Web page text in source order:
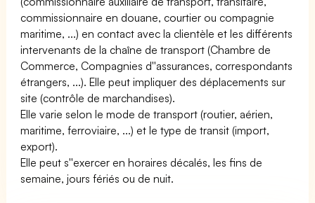
commissionnaire en douane, courtier ou compagnie
maritime, ...) en contact avec la clientèle et les différents
intervenants de la chaîne de transport (Chambre de
Commerce, Compagnies d''assurances, correspondants
étrangers, ...). Elle peut impliquer des déplacements sur
site (contrôle de marchandises).
Elle varie selon le mode de transport (routier, aérien,
maritime, ferroviaire, ...) et le type de transit (import,
export).
Elle peut s''exercer en horaires décalés, les fins de
semaine, jours fériés ou de nuit.